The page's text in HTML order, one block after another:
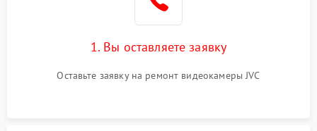
1. Вы оставляете заявку
Оставьте заявку на ремонт видеокамеры JVC